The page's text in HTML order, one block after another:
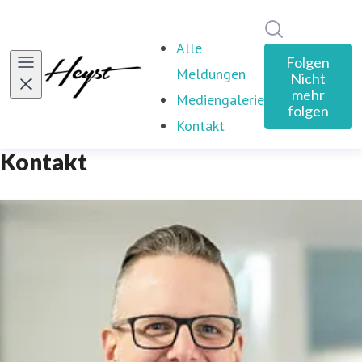
Alle
Meldungen
Mediengalerie
Kontakt(current)
Folgen
Nicht
mehr
folgen
Kontakt